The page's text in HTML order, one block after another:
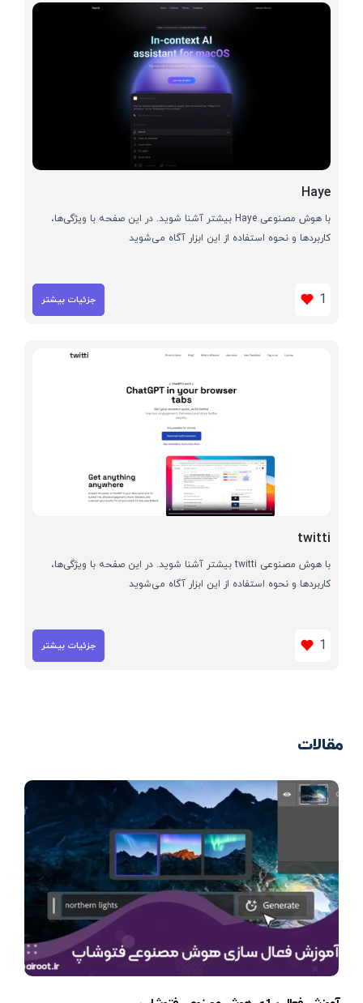
Haye
با هوش مصنوعی Haye بیشتر آشنا شوید. در این صفحه با ویژگی‌ها،
کاربردها و نحوه استفاده از این ابزار آگاه می‌شوید
1 جزئیات بیشتر
twitti
با هوش مصنوعی twitti بیشتر آشنا شوید. در این صفحه با ویژگی‌ها،
کاربردها و نحوه استفاده از این ابزار آگاه می‌شوید
1 جزئیات بیشتر
مقالات